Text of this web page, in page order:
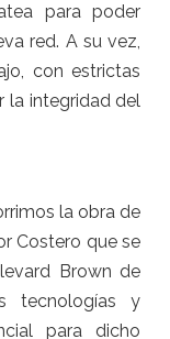
para poder
red. A su vez,
con estrictas
la integridad del
la obra de
Costero que se
Brown de
tecnologías y
para dicho